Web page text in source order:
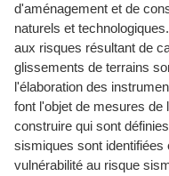
d'aménagement et de
naturels et
aux risques résultant de
glissements de terrains
l'élaboration des
font l'objet de mesures de
construire qui sont
sismiques sont
vulnérabilité au risque